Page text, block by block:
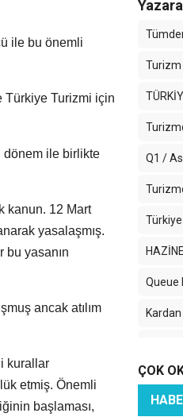
ile bu önemli
Türkiye Turizmi için
dönem ile birlikte
kanun. 12 Mart
yasalaşmış.
bu yasanın
ancak atılım
kurallar
etmiş. Önemli
başlaması,
Q1 /
Queue
Yaz
2024
ÇOK